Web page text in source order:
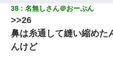
38 名無しさん＠おーぷん
>>26
鼻は糸通して縫い縮めた
んけど